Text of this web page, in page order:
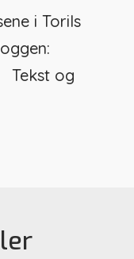
i Torils
Tekst og